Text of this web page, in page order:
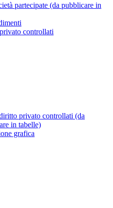
partecipate (da pubblicare in
controllati
privato controllati (da
in tabelle)
grafica